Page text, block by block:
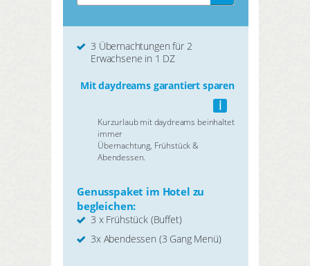
3 Übernachtungen für 2
Erwachsene in 1 DZ
Mit daydreams garantiert sparen
i
Kurzurlaub mit daydreams beinhaltet
immer
Übernachtung, Frühstück &
Abendessen.
Genusspaket im Hotel zu
begleichen:
3 x Frühstück (Buffet)
3x Abendessen (3 Gang Menü)